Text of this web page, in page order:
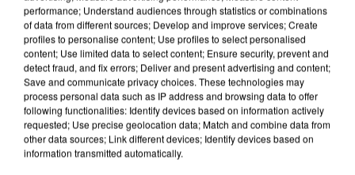
performance; Understand audiences through statistics or combinations
of data from different sources; Develop and improve services; Create
profiles to personalise content; Use profiles to select personalised
content; Use limited data to select content; Ensure security, prevent and
detect fraud, and fix errors; Deliver and present advertising and content;
Save and communicate privacy choices. These technologies may
process personal data such as IP address and browsing data to offer
following functionalities: Identify devices based on information actively
requested; Use precise geolocation data; Match and combine data from
other data sources; Link different devices; Identify devices based on
information transmitted automatically.